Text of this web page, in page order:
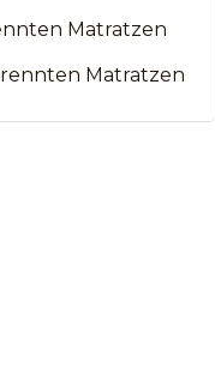
Matratzen
Matratzen